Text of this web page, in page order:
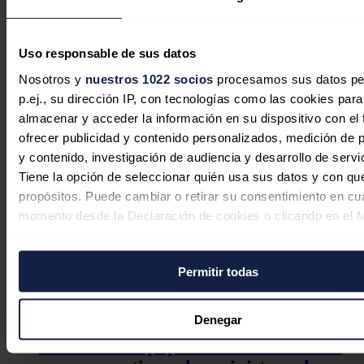
Uso responsable de sus datos
Nosotros y nuestros 1022 socios procesamos sus datos
p.ej., su dirección IP, con tecnologías como las cookies para
almacenar y acceder la información en su dispositivo con el
ofrecer publicidad y contenido personalizados, medición de
y contenido, investigación de audiencia y desarrollo de
Tiene la opción de seleccionar quién usa sus datos y con
propósitos. Puede cambiar o retirar su consentimiento en
momento desde la Declaración de cookies o clicando en el
Si lo permite, también quisiéramos:
Recopilar información sobre su ubicación geográfica
puede tener una precisión de varios metros
Identificar su dispositivo analizándolo activamente
características específicas (huellas digitales)
Permitir todas
Denegar
por parte de Occidente a buscar nuevos clientes, especialmente
ChinayIndia, y ha lanzado proyectos para incrementar el
Noticias relacionadas
Cox se adjudica un contrato de
suministro de energía eólica a 20 años
en Panamá por más de 350 millones
de dólares
Redacción31/07/2026
EY avisa del papel clave del bombeo